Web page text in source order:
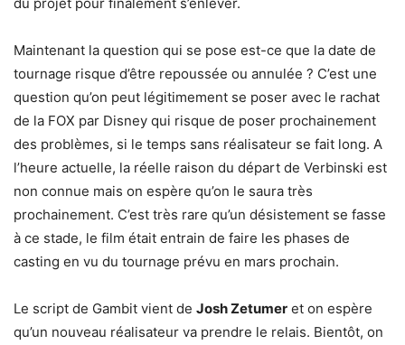
Maintenant la question qui se pose est-ce que la date de
tournage risque d’être repoussée ou annulée ? C’est une
question qu’on peut légitimement se poser avec le rachat
de la FOX par Disney qui risque de poser prochainement
des problèmes, si le temps sans réalisateur se fait long. A
l’heure actuelle, la réelle raison du départ de Verbinski est
non connue mais on espère qu’on le saura très
prochainement. C’est très rare qu’un désistement se fasse
à ce stade, le film était entrain de faire les phases de
casting en vu du tournage prévu en mars prochain.
Le script de Gambit vient de Josh Zetumer et on espère
qu’un nouveau réalisateur va prendre le relais. Bientôt, on